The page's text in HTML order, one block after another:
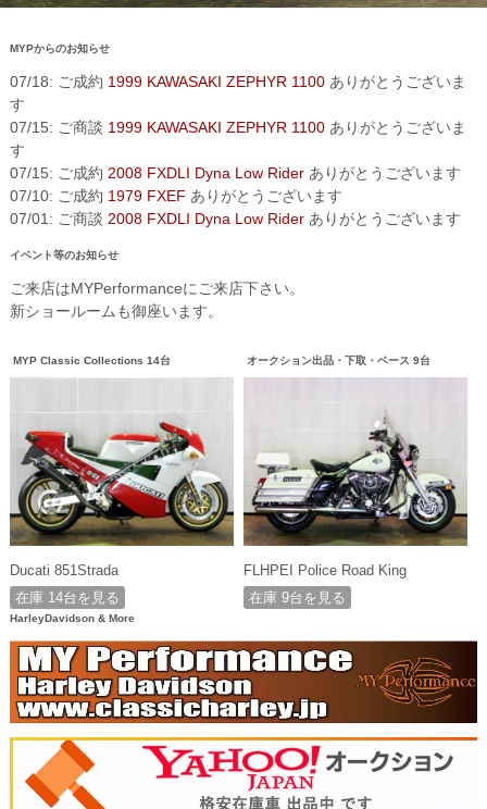
MYPからのお知らせ
07/18: ご成約 1999 KAWASAKI ZEPHYR 1100ありがとうございま
す
07/15: ご商談 1999 KAWASAKI ZEPHYR 1100ありがとうございま
す
07/15: ご成約 2008 FXDLI Dyna Low Riderありがとうございます
07/10: ご成約 1979 FXEF ありがとうございます
07/01: ご商談 2008 FXDLI Dyna Low Riderありがとうございます
イベント等のお知らせ
ご来店はMYPerformanceにご来店下さい。
新ショールームも御座います。
MYP Classic Collections 14台
Ducati 851Strada
在庫 14台を見る
オークション出品・下取・ベース 9台
FLHPEI Police Road King
在庫 9台を見る
HarleyDavidson & More